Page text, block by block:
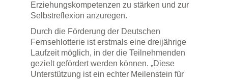
Erziehungskompetenzen zu stärken und zur
Selbstreflexion anzuregen.
Durch die Förderung der Deutschen
Fernsehlotterie ist erstmals eine dreijährige
Laufzeit möglich, in der die Teilnehmenden
gezielt gefördert werden können. „Diese
Unterstützung ist ein echter Meilenstein für